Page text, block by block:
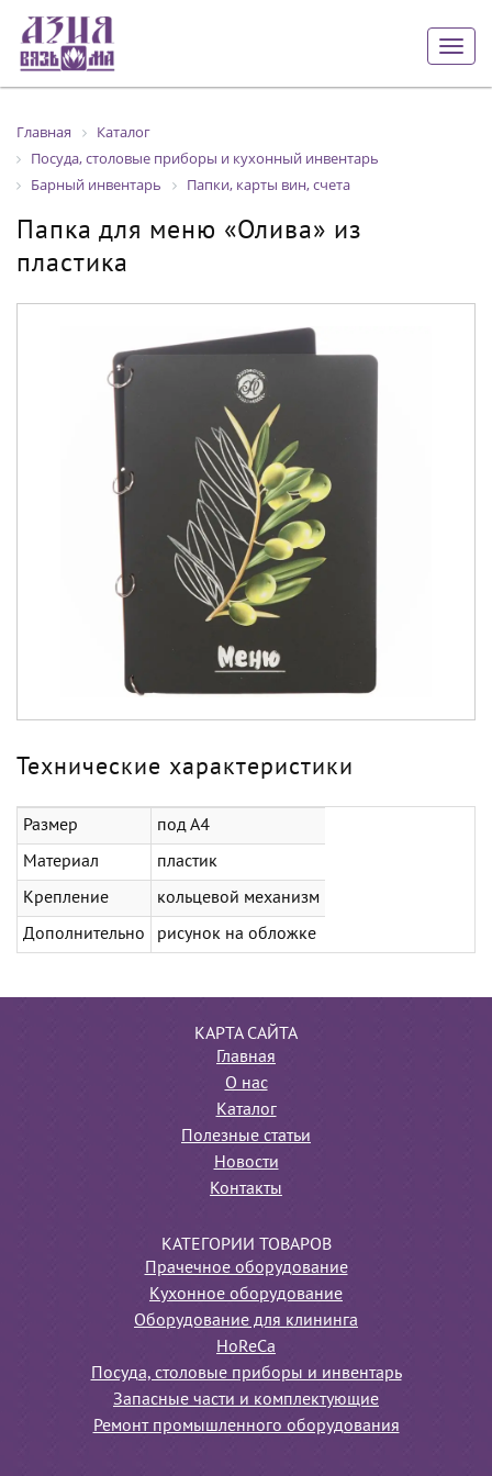
Главная
Каталог
Посуда, столовые приборы и кухонный инвентарь
Барный инвентарь
Папки, карты вин, счета
Папка для меню «Олива» из
пластика
Технические характеристики
Размер под А4
Материал пластик
Крепление кольцевой механизм
Дополнительно рисунок на обложке
КАРТА САЙТА
Главная
О нас
Каталог
Полезные статьи
Новости
Контакты
КАТЕГОРИИ ТОВАРОВ
Прачечное оборудование
Кухонное оборудование
Оборудование для клининга
HoReCa
Посуда, столовые приборы и инвентарь
Запасные части и комплектующие
Ремонт промышленного оборудования